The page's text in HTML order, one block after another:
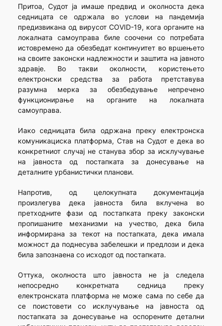
Притоа, Судот ја имаше предвид и околноста дека
седницата се одржала во услови на пандемија
предизвикана од вирусот COVID-19, кога органите на
локалната самоуправа биле соочени со потребата
истовремено да обезбедат континуитет во вршењето
на своите законски надлежности и заштита на јавното
здравје. Во такви околности, користењето
електронски средства за работа претставува
разумна мерка за обезбедување непречено
функционирање на органите на локалната
самоуправа.
Иако седницата била одржана преку електронска
комуникациска платформа, Став на Судот е дека во
конкретниот случај не станува збор за исклучување
на јавноста од постапката за донесување на
деталните урбанистички планови.
Напротив, од целокупната документација
произлегува дека јавноста била вклучена во
претходните фази од постапката преку законски
пропишаните механизми на учество, дека била
информирана за текот на постапката, дека имала
можност да поднесува забелешки и предлози и дека
била запознаена со исходот од постапката.
Оттука, околноста што јавноста не ја следела
непосредно конкретната седница преку
електронската платформа не може сама по себе да
се поистовети со исклучување на јавноста од
постапката за донесување на оспорените детални